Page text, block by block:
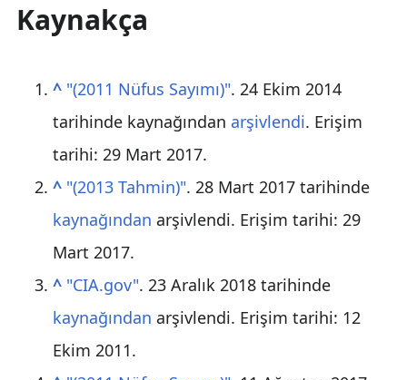
Kaynakça
^ "(2011 Nüfus Sayımı)". 24 Ekim 2014
tarihinde kaynağından arşivlendi. Erişim
tarihi: 29 Mart 2017.
^ "(2013 Tahmin)". 28 Mart 2017 tarihinde
kaynağından arşivlendi. Erişim tarihi: 29
Mart 2017.
^ "CIA.gov". 23 Aralık 2018 tarihinde
kaynağından arşivlendi. Erişim tarihi: 12
Ekim 2011.